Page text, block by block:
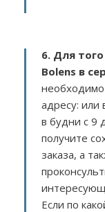
6. Для
Bolens в
необходимо
адресу: или
в будни с 9
получите
заказа, а
Если по